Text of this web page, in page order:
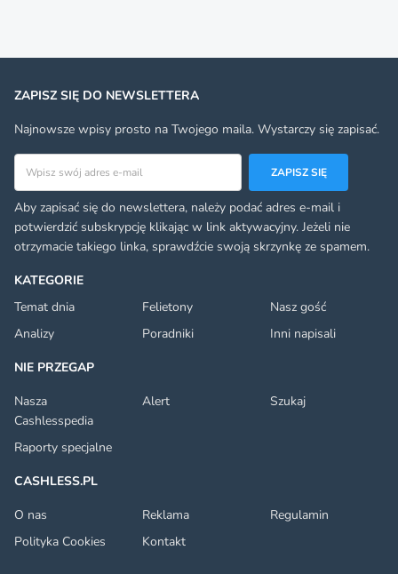
KATEGORIE
Temat dnia
Felietony
Nasz gość
Analizy
Poradniki
Inni napisali
NIE PRZEGAP
Nasza
Cashlesspedia
Alert Szukaj
Raporty specjalne
CASHLESS.PL
O nas
Reklama
Regulamin
Polityka Cookies
Kontakt
ZAPISZ SIĘ DO NEWSLETTERA
Najnowsze wpisy prosto na Twojego maila. Wystarczy się zapisać.
Adres email
ZAPISZ SIĘ
Aby zapisać się do newslettera, należy podać adres e-mail i
potwierdzić subskrypcję klikając w link aktywacyjny. Jeżeli nie
otrzymacie takiego linka, sprawdźcie swoją skrzynkę ze spamem.